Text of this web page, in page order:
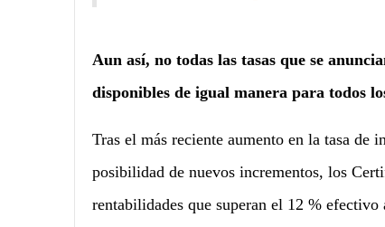
Aun así, no todas las tasas que se
disponibles de igual manera para todos
Tras el más reciente aumento en la tasa de
posibilidad de nuevos incrementos, los
rentabilidades que superan el 12 %